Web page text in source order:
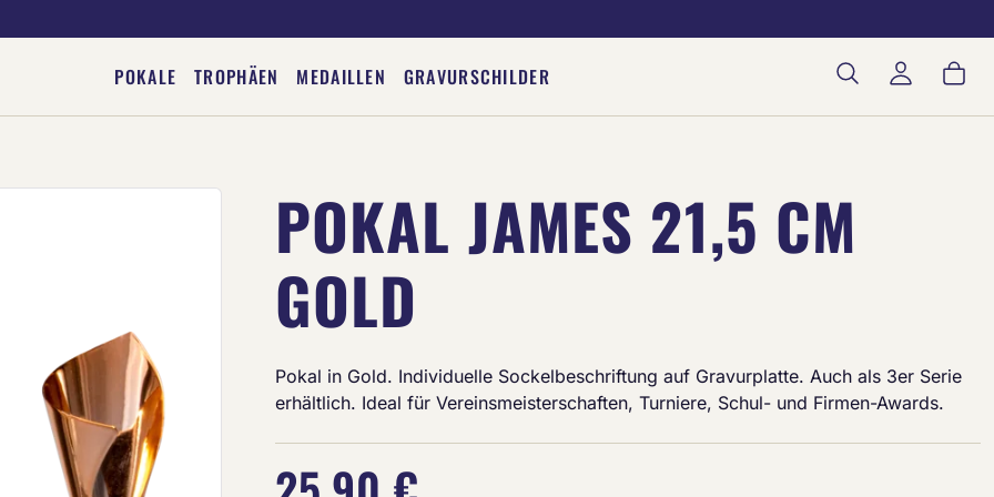
POKALE TROPHÄEN MEDAILLEN GRAVURSCHILDER
POKAL JAMES 21,5 CM
GOLD
Deine Gravur
Pokal in Gold. Individuelle Sockelbeschriftung auf Gravurplatte. Auch als 3er Serie
erhältlich. Ideal für Vereinsmeisterschaften, Turniere, Schul- und Firmen-Awards.